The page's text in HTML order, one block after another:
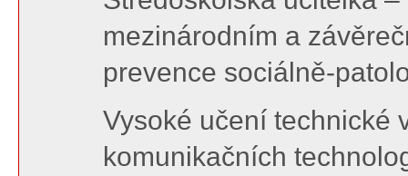
mezinárodním a
prevence sociálně-
Vysoké učení technické
komunikačních